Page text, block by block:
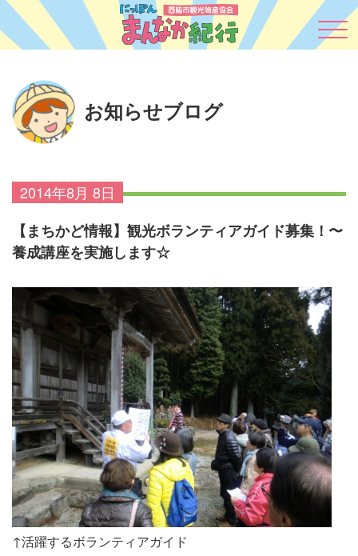
お知らせブログ
【まちかど情報】観光ボランティアガイド募集！〜
養成講座を実施します☆
2014年8月 8日
↑活躍するボランティアガイド